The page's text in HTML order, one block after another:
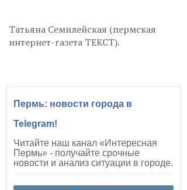
Татьяна Семилейская (пермская
интернет-газета ТЕКСТ).
Пермь: новости города в
Telegram!
Читайте наш канал «Интересная
Пермь» - получайте срочные
новости и анализ ситуации в городе.